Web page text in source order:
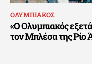
ΟΛΥΜΠΙΑΚΟΣ
«Ο Ολυμπιακός
τον Μπλέσα της Ρίο